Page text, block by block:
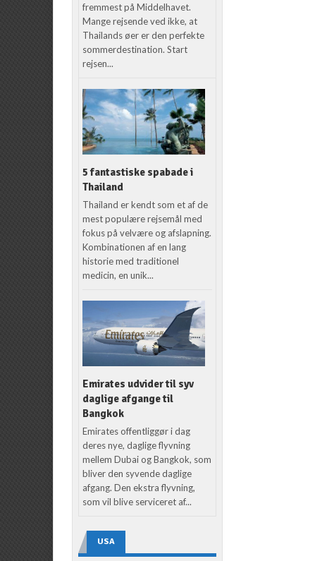
fremmest på Middelhavet.
Mange rejsende ved ikke, at
Thailands øer er den perfekte
sommerdestination. Start
rejsen...
5 fantastiske spabade i
Thailand
Thailand er kendt som et af de
mest populære rejsemål med
fokus på velvære og afslapning.
Kombinationen af en lang
historie med traditionel
medicin, en unik...
Emirates udvider til syv
daglige afgange til
Bangkok
Emirates offentliggør i dag
deres nye, daglige flyvning
mellem Dubai og Bangkok, som
bliver den syvende daglige
afgang. Den ekstra flyvning,
som vil blive serviceret af...
USA